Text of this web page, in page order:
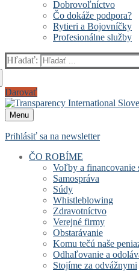
Dobrovoľníctvo
Čo dokáže podpora?
Rytieri a Bojovníčky
Profesionálne služby
Hľadať:
Darovať
Menu
Prihlásiť sa na newsletter
ČO ROBÍME
Voľby a financovanie
Samospráva
Súdy
Whistleblowing
Zdravotníctvo
Verejné firmy
Obstarávanie
Komu tečú naše
Odhaľovanie a
Stojíme za odvážnymi